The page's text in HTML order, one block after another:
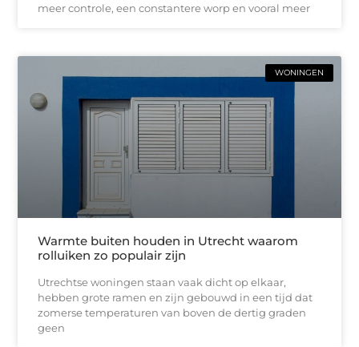
meer controle, een constantere worp en vooral meer
WONINGEN
Warmte buiten houden in Utrecht waarom
rolluiken zo populair zijn
Utrechtse woningen staan vaak dicht op elkaar,
hebben grote ramen en zijn gebouwd in een tijd dat
zomerse temperaturen van boven de dertig graden
geen